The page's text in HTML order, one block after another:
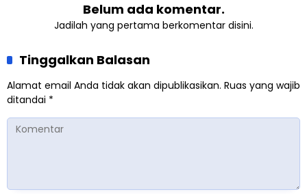
Belum ada komentar.
Jadilah yang pertama berkomentar disini.
Tinggalkan Balasan
Alamat email Anda tidak akan dipublikasikan. Ruas yang wajib
ditandai *